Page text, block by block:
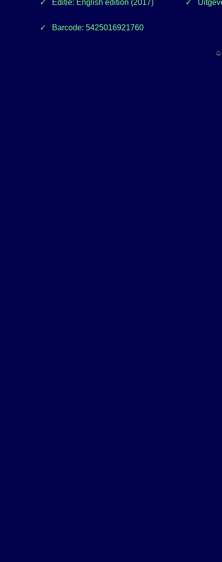
Editie: English edition (2017)
Barcode: 5425016921760